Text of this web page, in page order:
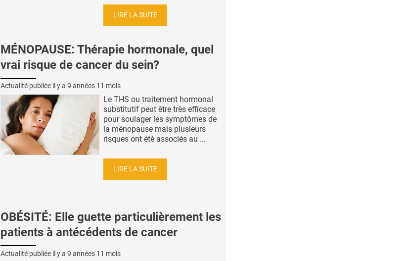
LIRE LA SUITE
MÉNOPAUSE: Thérapie hormonale, quel
vrai risque de cancer du sein?
Actualité publiée il y a 9 années 11 mois
Le THS ou traitement hormonal
substitutif peut être très efficace
pour soulager les symptômes de
la ménopause mais plusieurs
risques ont été associés au ...
LIRE LA SUITE
OBÉSITÉ: Elle guette particulièrement les
patients à antécédents de cancer
Actualité publiée il y a 9 années 11 mois